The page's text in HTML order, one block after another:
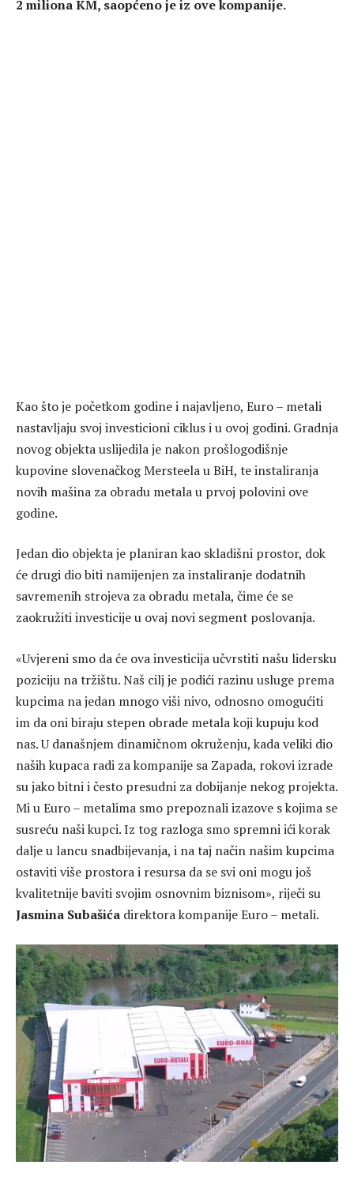
2 miliona KM, saopćeno je iz ove kompanije.
Kao što je početkom godine i najavljeno, Euro – metali
nastavljaju svoj investicioni ciklus i u ovoj godini. Gradnja
novog objekta uslijedila je nakon prošlogodišnje
kupovine slovenačkog Mersteela u BiH, te instaliranja
novih mašina za obradu metala u prvoj polovini ove
godine.
Jedan dio objekta je planiran kao skladišni prostor, dok
će drugi dio biti namijenjen za instaliranje dodatnih
savremenih strojeva za obradu metala, čime će se
zaokružiti investicije u ovaj novi segment poslovanja.
«Uvjereni smo da će ova investicija učvrstiti našu lidersku
poziciju na tržištu. Naš cilj je podići razinu usluge prema
kupcima na jedan mnogo viši nivo, odnosno omogućiti
im da oni biraju stepen obrade metala koji kupuju kod
nas. U današnjem dinamičnom okruženju, kada veliki dio
naših kupaca radi za kompanije sa Zapada, rokovi izrade
su jako bitni i često presudni za dobijanje nekog projekta.
Mi u Euro – metalima smo prepoznali izazove s kojima se
susreću naši kupci. Iz tog razloga smo spremni ići korak
dalje u lancu snadbijevanja, i na taj način našim kupcima
ostaviti više prostora i resursa da se svi oni mogu još
kvalitetnije baviti svojim osnovnim biznisom», riječi su
Jasmina Subašića direktora kompanije Euro – metali.